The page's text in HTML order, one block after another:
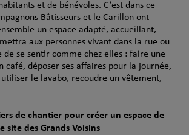
et de bénévoles. C’est dans ce
Bâtisseurs et le Carillon ont
un espace adapté, accueillant,
aux personnes vivant dans la rue ou
de se sentir comme chez elles : faire une
café, déposer ses affaires pour la journée,
le lavabo, recoudre un vêtement,
de chantier pour créer un espace de
site des Grands Voisins